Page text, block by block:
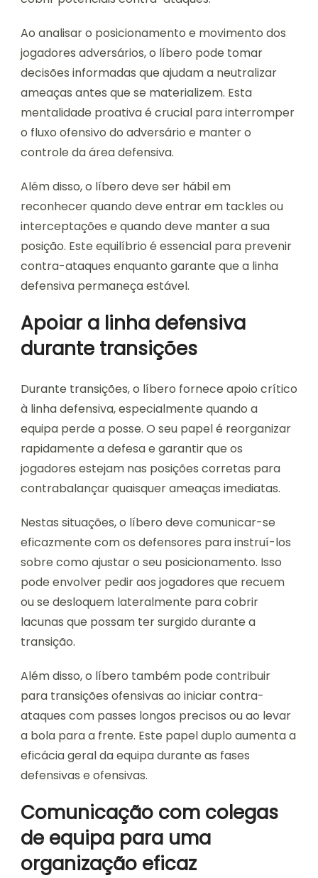
Ao analisar o posicionamento e movimento dos
jogadores adversários, o líbero pode tomar
decisões informadas que ajudam a neutralizar
ameaças antes que se materializem. Esta
mentalidade proativa é crucial para interromper
o fluxo ofensivo do adversário e manter o
controle da área defensiva.
Além disso, o líbero deve ser hábil em
reconhecer quando deve entrar em tackles ou
interceptações e quando deve manter a sua
posição. Este equilíbrio é essencial para prevenir
contra-ataques enquanto garante que a linha
defensiva permaneça estável.
Apoiar a linha defensiva
durante transições
Durante transições, o líbero fornece apoio crítico
à linha defensiva, especialmente quando a
equipa perde a posse. O seu papel é reorganizar
rapidamente a defesa e garantir que os
jogadores estejam nas posições corretas para
contrabalançar quaisquer ameaças imediatas.
Nestas situações, o líbero deve comunicar-se
eficazmente com os defensores para instruí-los
sobre como ajustar o seu posicionamento. Isso
pode envolver pedir aos jogadores que recuem
ou se desloquem lateralmente para cobrir
lacunas que possam ter surgido durante a
transição.
Além disso, o líbero também pode contribuir
para transições ofensivas ao iniciar contra-
ataques com passes longos precisos ou ao levar
a bola para a frente. Este papel duplo aumenta a
eficácia geral da equipa durante as fases
defensivas e ofensivas.
Comunicação com colegas
de equipa para uma
organização eficaz